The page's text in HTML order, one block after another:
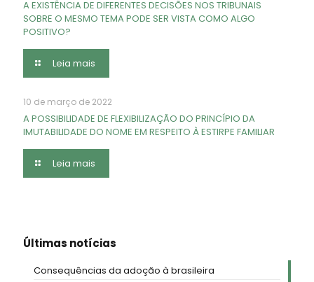
A EXISTÊNCIA DE DIFERENTES DECISÕES NOS TRIBUNAIS
SOBRE O MESMO TEMA PODE SER VISTA COMO ALGO
POSITIVO?
Leia mais
10 de março de 2022
A POSSIBILIDADE DE FLEXIBILIZAÇÃO DO PRINCÍPIO DA
IMUTABILIDADE DO NOME EM RESPEITO À ESTIRPE FAMILIAR
Leia mais
Últimas notícias
Consequências da adoção à brasileira